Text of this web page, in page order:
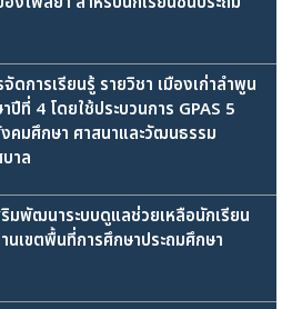
การเรียนรู้ รายวิชา เมืองเก่าลำพูน
ที่ 4 โดยใช้ประบวนการ GPAS 5
คมศึกษา ศาสนาและวัฒนธรรม
าล
ริมพัฒนาระบบดูแลช่วยเหลือนักเรียน
นเขตพื้นที่การศึกษาประถมศึกษา